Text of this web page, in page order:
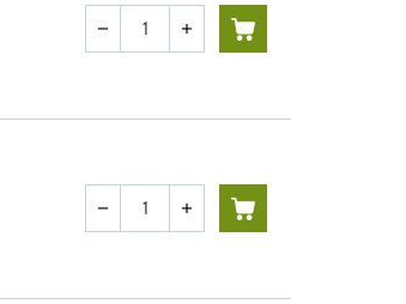
Quantité
remove add
Quantité
remove add